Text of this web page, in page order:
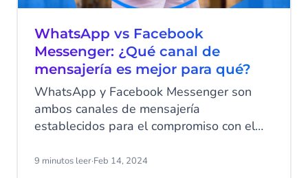
WhatsApp vs Facebook
Messenger: ¿Qué canal de
mensajería es mejor para qué?
WhatsApp y Facebook Messenger son
ambos canales de mensajería
establecidos para el compromiso con el
¿Qué ventajas tiene cada canal para qué
9 minutos leer·Feb 14, 2024